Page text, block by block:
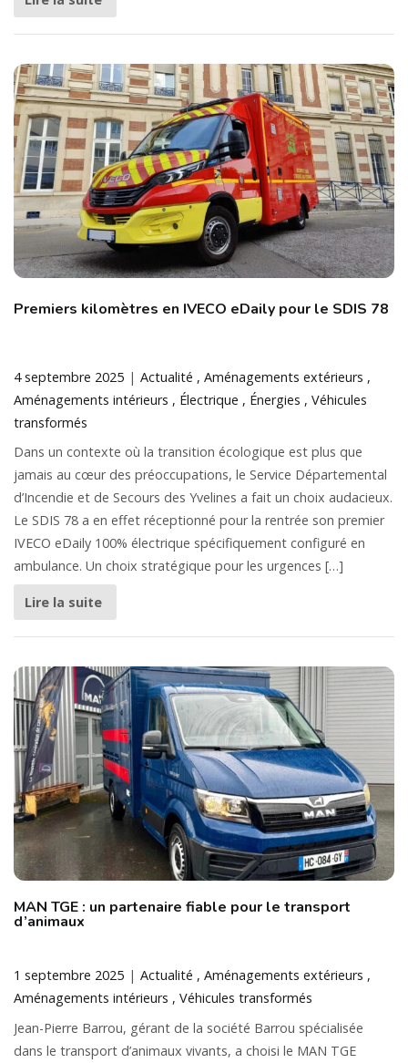
Premiers kilomètres en IVECO eDaily pour le SDIS 78
4 septembre 2025 Actualité
Aménagements extérieurs
Aménagements intérieurs
Électrique Énergies
Véhicules
transformés
Dans un contexte où la transition écologique est plus que
jamais au cœur des préoccupations, le Service Départemental
d’Incendie et de Secours des Yvelines a fait un choix audacieux.
Le SDIS 78 a en effet réceptionné pour la rentrée son premier
IVECO eDaily 100% électrique spécifiquement configuré en
ambulance. Un choix stratégique pour les urgences […]
Lire la suite
MAN TGE : un partenaire fiable pour le transport
d’animaux
1 septembre 2025 Actualité
Aménagements extérieurs
Aménagements intérieurs
Véhicules transformés
Jean-Pierre Barrou, gérant de la société Barrou spécialisée
dans le transport d’animaux vivants, a choisi le MAN TGE